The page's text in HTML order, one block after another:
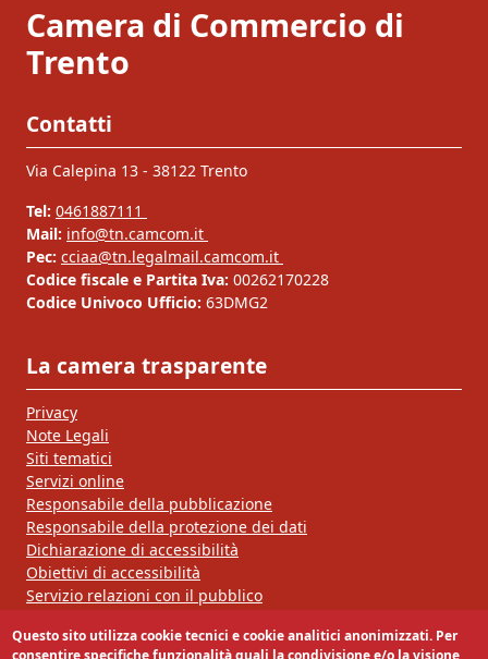
Camera di Commercio di
Trento
Contatti
Via Calepina 13 - 38122 Trento
Tel: 0461887111
Mail: info@tn.camcom.it
Pec: cciaa@tn.legalmail.camcom.it
Codice fiscale e Partita Iva: 00262170228
Codice Univoco Ufficio: 63DMG2
La camera trasparente
Privacy
Note Legali
Siti tematici
Servizi online
Responsabile della pubblicazione
Responsabile della protezione dei dati
Dichiarazione di accessibilità
Obiettivi di accessibilità
Servizio relazioni con il pubblico
Segui la nostra pagina:
Questo sito utilizza cookie tecnici e cookie analitici anonimizzati. Per
consentire specifiche funzionalità quali la condivisione e/o la visione